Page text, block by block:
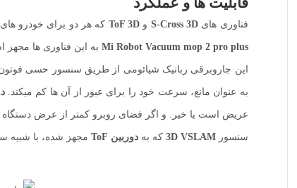
فناوری های S-Cross 3D و ToF 3D که هر دو برای خودرو
Mi Robot Vacuum mop 2 pro plus به این فناوری ها مجهز
به عنوان مانع، سرعت خود را برای عبور از آن ها کم میکند.
عریض است یا خیر. و اگر فضای روبرو کمتر از عرض دستگاه
سنسور3D VSLAM که بهدوربین ToF مجهز شده، با شبیه